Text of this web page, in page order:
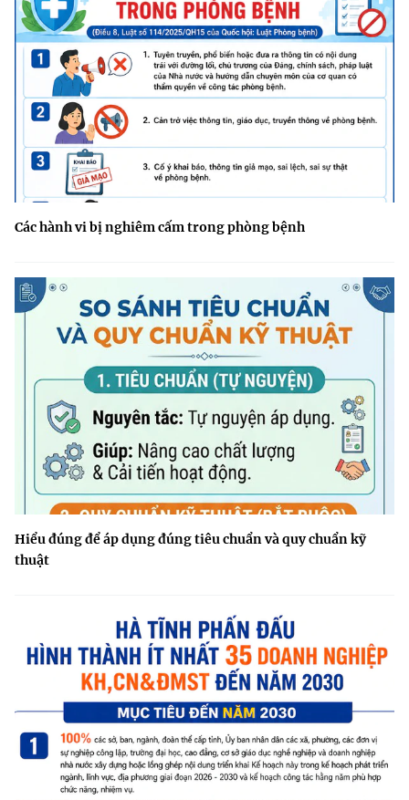
Các hành vi bị nghiêm cấm trong phòng bệnh
Hiểu đúng để áp dụng đúng tiêu chuẩn và quy chuẩn kỹ
thuật